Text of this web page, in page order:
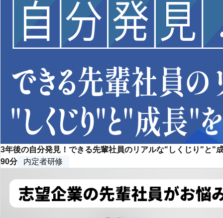
3年後の自分発見！できる先輩社員のリアルな"しくじり"と"
90分
内定者研修